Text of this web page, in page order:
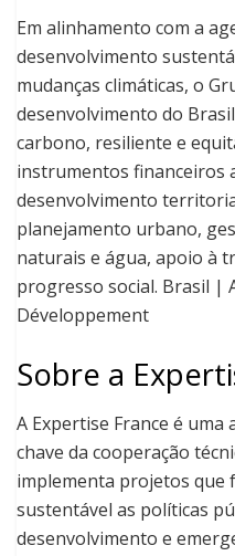
Em alinhamento com a
desenvolvimento
mudanças climáticas, o
desenvolvimento do
carbono, resiliente e
instrumentos financeiros
desenvolvimento
planejamento urbano,
naturais e água, apoio à
progresso social. Brasil |
Développement
Sobre a
A Expertise France é
chave da cooperação
implementa projetos que
sustentável as políticas
desenvolvimento e